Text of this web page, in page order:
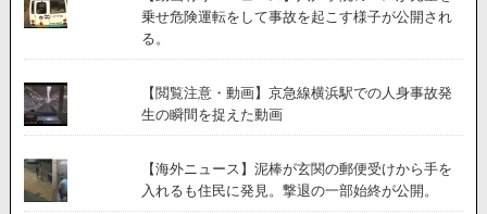
乗せ危険運転をして事故を起こす様子が公開され
る。
【閲覧注意・動画】京急線横浜駅での人身事故発
生の瞬間を捉えた動画
【海外ニュース】泥棒が玄関の郵便受けから手を
入れるも住民に発見。撃退の一部始終が公開。